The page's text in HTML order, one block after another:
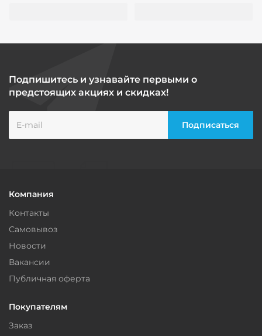
Подпишитесь и узнавайте первыми о
предстоящих акциях и скидках!
Компания
Контакты
Самовывоз
Новости
Вакансии
Публичная оферта
Покупателям
Заказ